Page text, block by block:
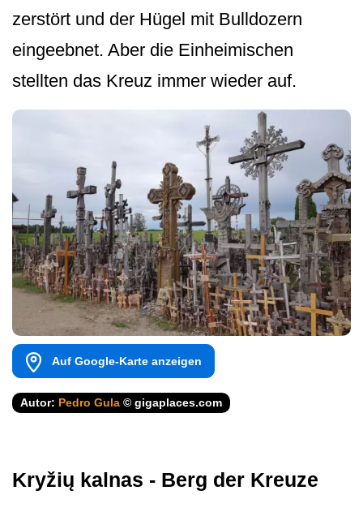
zerstört und der Hügel mit Bulldozern
eingeebnet. Aber die Einheimischen
stellten das Kreuz immer wieder auf.
Auf Google-Karte anzeigen
Autor: Pedro Gula © gigaplaces.com
Kryžių kalnas - Berg der Kreuze